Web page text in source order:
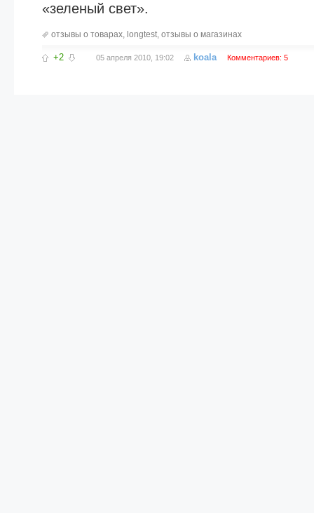
«зеленый свет».
отзывы о товарах, longtest, отзывы о магазинах
+2 05 апреля 2010, 19:02 koala Комментариев: 5